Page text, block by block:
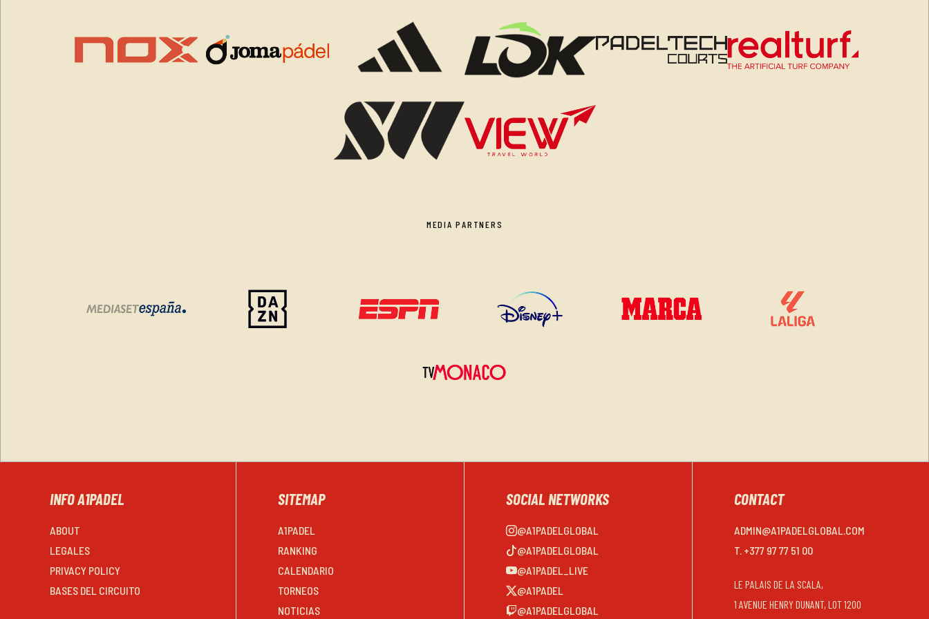
MEDIA PARTNERS
INFO A1PADEL
ABOUT
LEGALES
PRIVACY POLICY
BASES DEL CIRCUITO
SITEMAP
A1PADEL
RANKING
CALENDARIO
TORNEOS
NOTICIAS
SOCIAL NETWORKS
@A1PADELGLOBAL
@A1PADELGLOBAL
@A1PADEL_LIVE
@A1PADEL
@A1PADELGLOBAL
CONTACT
ADMIN@A1PADELGLOBAL.COM
T. +377 97 77 51 00
LE PALAIS DE LA SCALA,
1 AVENUE HENRY DUNANT, LOT 1200